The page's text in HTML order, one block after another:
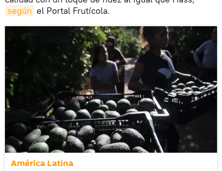
según el Portal Frutícola.
América Latina